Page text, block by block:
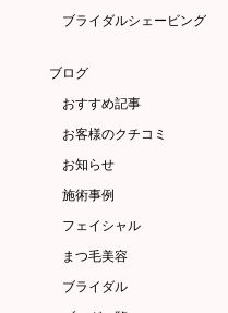
ブライダルシェービング
ブログ
おすすめ記事
お客様のクチコミ
お知らせ
施術事例
フェイシャル
まつ毛美容
ブライダル